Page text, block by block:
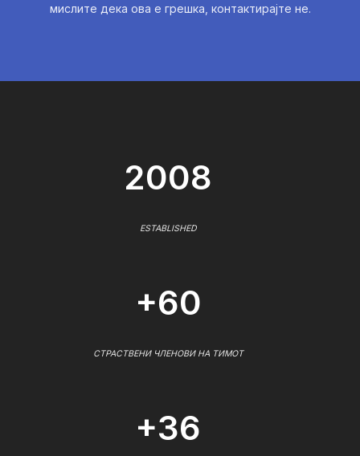
мислите дека ова е грешка, контактирајте не.
2008
ESTABLISHED
+60
СТРАСТВЕНИ ЧЛЕНОВИ НА ТИМОТ
+36